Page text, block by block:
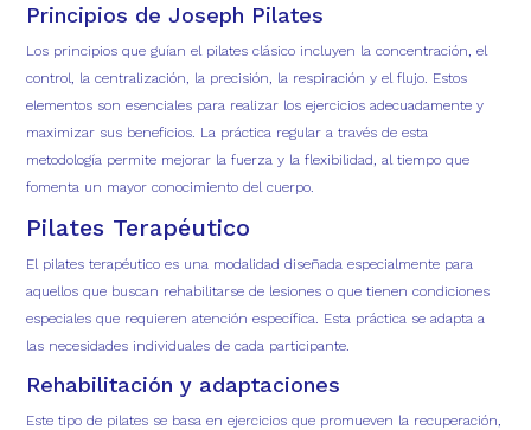
Principios de Joseph Pilates
Los principios que guían el pilates clásico incluyen la concentración, el
control, la centralización, la precisión, la respiración y el flujo. Estos
elementos son esenciales para realizar los ejercicios adecuadamente y
maximizar sus beneficios. La práctica regular a través de esta
metodología permite mejorar la fuerza y la flexibilidad, al tiempo que
fomenta un mayor conocimiento del cuerpo.
Pilates Terapéutico
El pilates terapéutico es una modalidad diseñada especialmente para
aquellos que buscan rehabilitarse de lesiones o que tienen condiciones
especiales que requieren atención específica. Esta práctica se adapta a
las necesidades individuales de cada participante.
Rehabilitación y adaptaciones
Este tipo de pilates se basa en ejercicios que promueven la recuperación,